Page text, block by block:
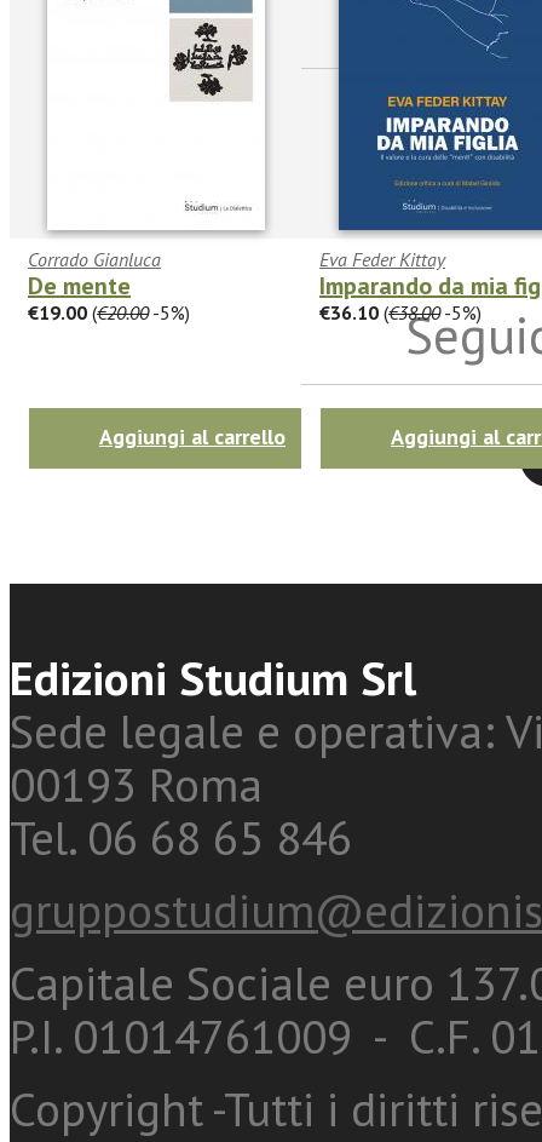
Corrado Gianluca
De mente
€19.00 (€20.00-5%)
Aggiungi al carrello
Eva Feder Kittay
Imparando da mia
€36.10 (€38.00-5%)
Aggiungi al
sulle
Edizioni Studium Srl
Sede legale e operativa:
00193 Roma
Tel. 06 68 65 846
Capitale Sociale euro
P.I. 01014761009 - C.F.
Copyright -Tutti i diritti